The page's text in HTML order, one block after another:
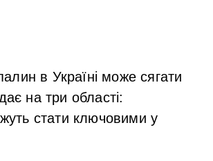
в Україні може сягати
на три області:
стати ключовими у